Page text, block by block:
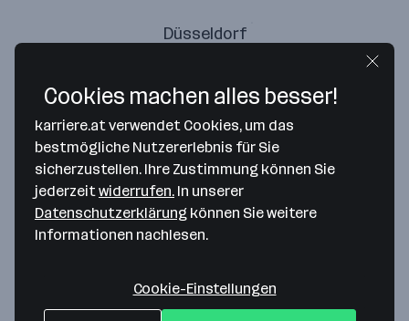
Düsseldorf
40211 Düsseldorf
— Route berechnen
Wien
Donau-City-Straße 11
1220 Wien— Route berechnen
Cookies machen alles besser!
karriere.at verwendet Cookies, um das
bestmögliche Nutzererlebnis für Sie
sicherzustellen. Ihre Zustimmung können Sie
jederzeitwiderrufen. In unserer
Datenschutzerklärung können Sie weitere
Informationen nachlesen.
Cookie-Einstellungen